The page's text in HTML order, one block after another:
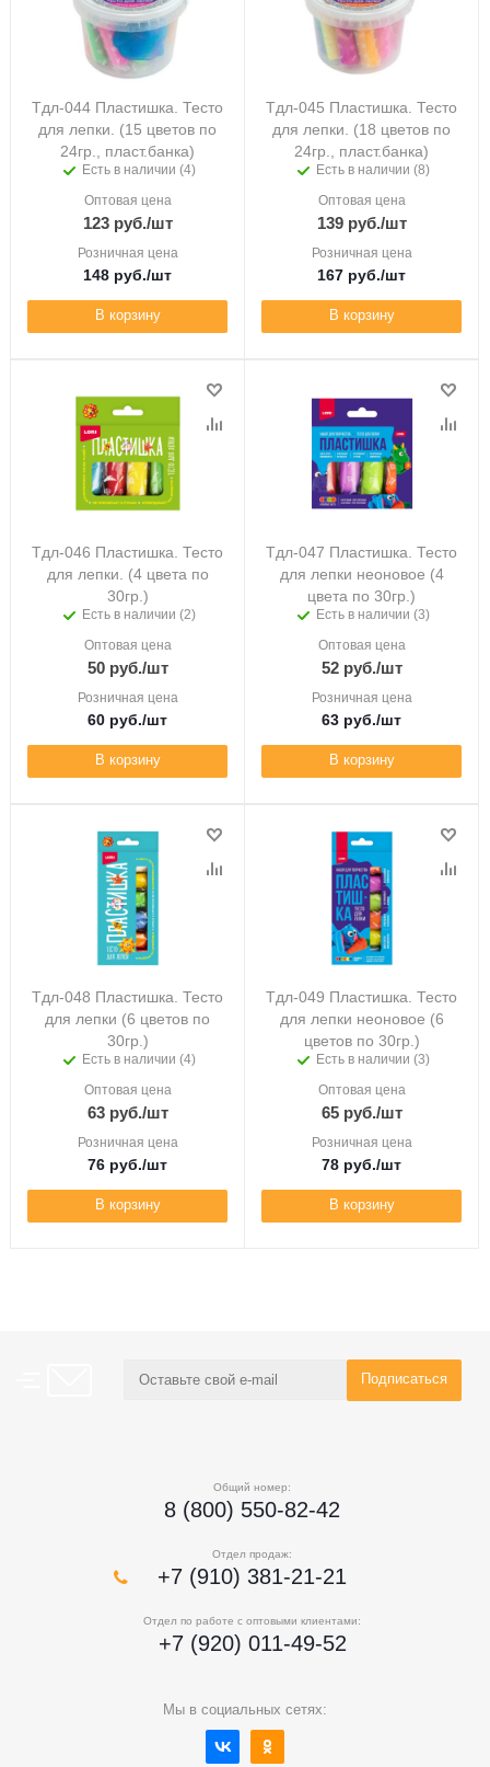
Тдл-044 Пластишка. Тесто
для лепки. (15 цветов по
24гр., пласт.банка)
Есть в наличии (4)
Оптовая цена
123руб./шт
Розничная цена
148 руб./шт
В корзину
Тдл-045 Пластишка. Тесто
для лепки. (18 цветов по
24гр., пласт.банка)
Есть в наличии (8)
Оптовая цена
139руб./шт
Розничная цена
167 руб./шт
В корзину
Тдл-046 Пластишка. Тесто
для лепки. (4 цвета по
30гр.)
Есть в наличии (2)
Оптовая цена
50руб./шт
Розничная цена
60 руб./шт
В корзину
Тдл-047 Пластишка. Тесто
для лепки неоновое (4
цвета по 30гр.)
Есть в наличии (3)
Оптовая цена
52руб./шт
Розничная цена
63 руб./шт
В корзину
Тдл-048 Пластишка. Тесто
для лепки (6 цветов по
30гр.)
Есть в наличии (4)
Оптовая цена
63руб./шт
Розничная цена
76 руб./шт
В корзину
Тдл-049 Пластишка. Тесто
для лепки неоновое (6
цветов по 30гр.)
Есть в наличии (3)
Оптовая цена
65руб./шт
Розничная цена
78 руб./шт
В корзину
Общий номер:
8 (800) 550-82-42
Отдел продаж:
+7 (910) 381-21-21
Отдел по работе с оптовыми клиентами:
+7 (920) 011-49-52
Мы в социальных сетях: